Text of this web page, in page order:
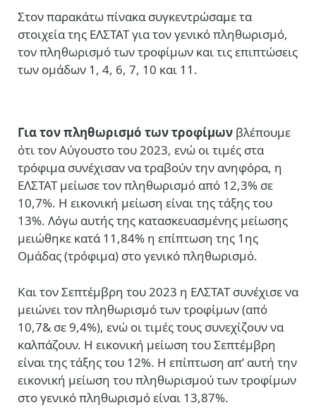
Στον παρακάτω πίνακα συγκεντρώσαμε τα
στοιχεία της ΕΛΣΤΑΤ για τον γενικό πληθωρισμό,
τον πληθωρισμό των τροφίμων και τις επιπτώσεις
των ομάδων 1, 4, 6, 7, 10 και 11.
Για τον πληθωρισμό των τροφίμων βλέπουμε
ότι τον Αύγουστο του 2023, ενώ οι τιμές στα
τρόφιμα συνέχισαν να τραβούν την ανηφόρα, η
ΕΛΣΤΑΤ μείωσε τον πληθωρισμό από 12,3% σε
10,7%. Η εικονική μείωση είναι της τάξης του
13%. Λόγω αυτής της κατασκευασμένης μείωσης
μειώθηκε κατά 11,84% η επίπτωση της 1ης
Ομάδας (τρόφιμα) στο γενικό πληθωρισμό.
Και τον Σεπτέμβρη του 2023 η ΕΛΣΤΑΤ συνέχισε να
μειώνει τον πληθωρισμό των τροφίμων (από
10,7& σε 9,4%), ενώ οι τιμές τους συνεχίζουν να
καλπάζουν. Η εικονική μείωση του Σεπτέμβρη
είναι της τάξης του 12%. Η επίπτωση απ’ αυτή την
εικονική μείωση του πληθωρισμού των τροφίμων
στο γενικό πληθωρισμό είναι 13,87%.